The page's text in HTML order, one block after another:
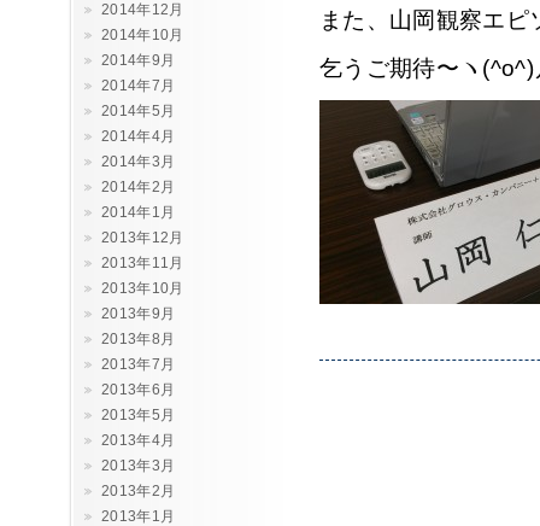
2014年12月
2014年10月
2014年9月
2014年7月
2014年5月
2014年4月
2014年3月
2014年2月
2014年1月
2013年12月
2013年11月
2013年10月
2013年9月
2013年8月
2013年7月
2013年6月
2013年5月
2013年4月
2013年3月
2013年2月
2013年1月
また、山岡観察エ
乞うご期待〜ヽ(^o^)